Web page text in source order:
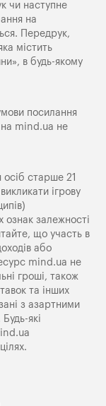
чи наступне
на
Передрук,
містить
в будь-якому
посилання
mind.ua не
старше 21
ігрову
ознак залежності
що участь в
або
mind.ua не
гроші, також
та інших
з азартними
які